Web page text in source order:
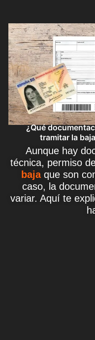
¿Qué
tramitar la
Aunque hay
técnica, permiso
bajaque son
caso, la
variar. Aquí te